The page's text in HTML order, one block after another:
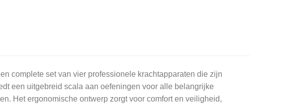
complete set van vier professionele krachtapparaten die zijn
een uitgebreid scala aan oefeningen voor alle belangrijke
Het ergonomische ontwerp zorgt voor comfort en veiligheid,